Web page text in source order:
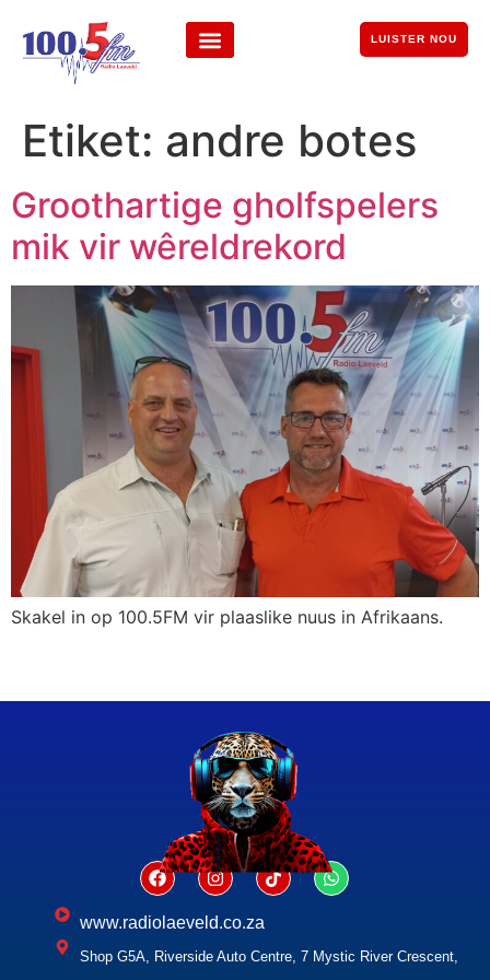
LUISTER NOU
Etiket: andre botes
Groothartige gholfspelers
mik vir wêreldrekord
Skakel in op 100.5FM vir plaaslike nuus in Afrikaans.
www.radiolaeveld.co.za
Shop G5A, Riverside Auto Centre, 7 Mystic River Crescent,